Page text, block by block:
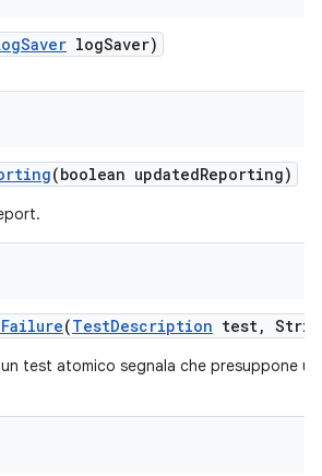
Saver logSaver)
(boolean updatedReporting)
Failure(TestDescription test,
test atomico segnala che presuppone